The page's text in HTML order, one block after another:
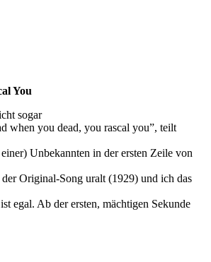
You
sogar
when you dead, you rascal you”, teilt
Unbekannten in der ersten Zeile von
Original-Song uralt (1929) und ich das
egal. Ab der ersten, mächtigen Sekunde